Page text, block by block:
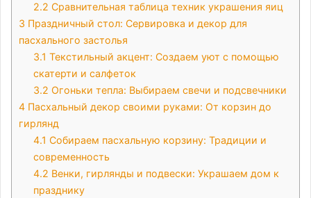
2.2 Сравнительная таблица техник украшения яиц
3 Праздничный стол: Сервировка и декор для
пасхального застолья
3.1 Текстильный акцент: Создаем уют с помощью
скатерти и салфеток
3.2 Огоньки тепла: Выбираем свечи и подсвечники
4 Пасхальный декор своими руками: От корзин до
гирлянд
4.1 Собираем пасхальную корзину: Традиции и
современность
4.2 Венки, гирлянды и подвески: Украшаем дом к
празднику